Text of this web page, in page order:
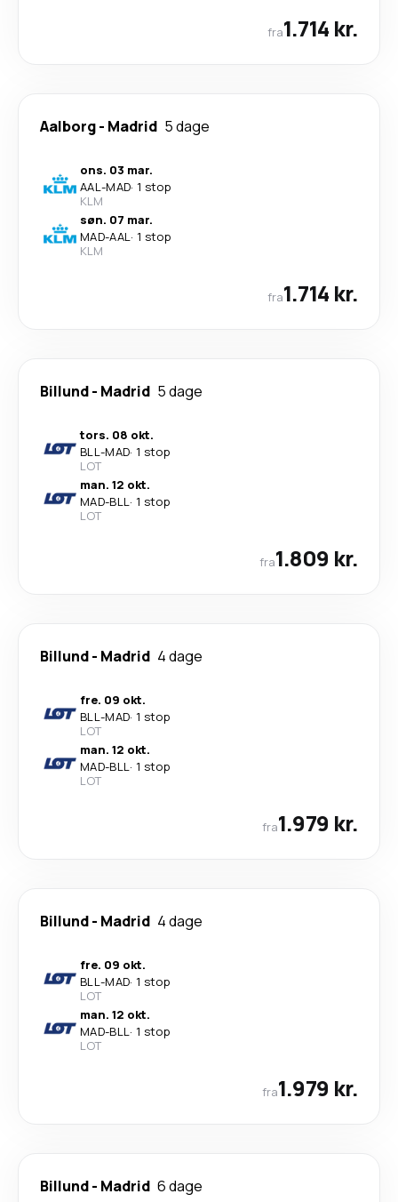
fra1.714 kr.
Aalborg- Madrid 5 dage
ons. 03 mar.
AAL-MAD· 1 stop
KLM
søn. 07 mar.
MAD-AAL· 1 stop
KLM
fra1.714 kr.
Billund- Madrid 5 dage
tors. 08 okt.
BLL-MAD· 1 stop
LOT
man. 12 okt.
MAD-BLL· 1 stop
LOT
fra1.809 kr.
Billund- Madrid 4 dage
fre. 09 okt.
BLL-MAD· 1 stop
LOT
man. 12 okt.
MAD-BLL· 1 stop
LOT
fra1.979 kr.
Billund- Madrid 4 dage
fre. 09 okt.
BLL-MAD· 1 stop
LOT
man. 12 okt.
MAD-BLL· 1 stop
LOT
fra1.979 kr.
Billund- Madrid 6 dage